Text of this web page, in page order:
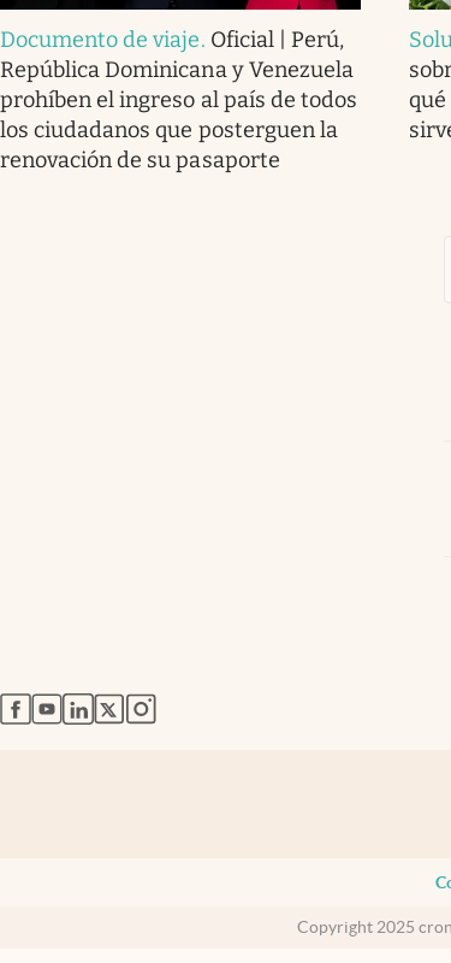
Documento de viaje. Oficial | Perú,
República Dominicana y Venezuela
prohíben el ingreso al país de todos
los ciudadanos que posterguen la
renovación de su pasaporte
abre en nueva pestaña
abre en nueva pestaña
abre en nueva pestaña
abre en nueva pestaña
abre en nueva pestaña
Copyright 2025